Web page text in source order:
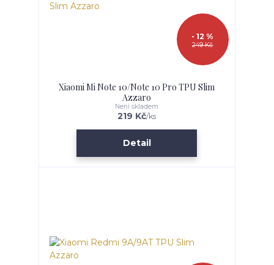
249 Kč
- 12 %
Xiaomi Mi Note 10/Note 10 Pro TPU Slim
Azzaro
219 Kč/ks
Není skladem
Detail